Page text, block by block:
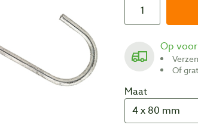
Op
Of
Maat